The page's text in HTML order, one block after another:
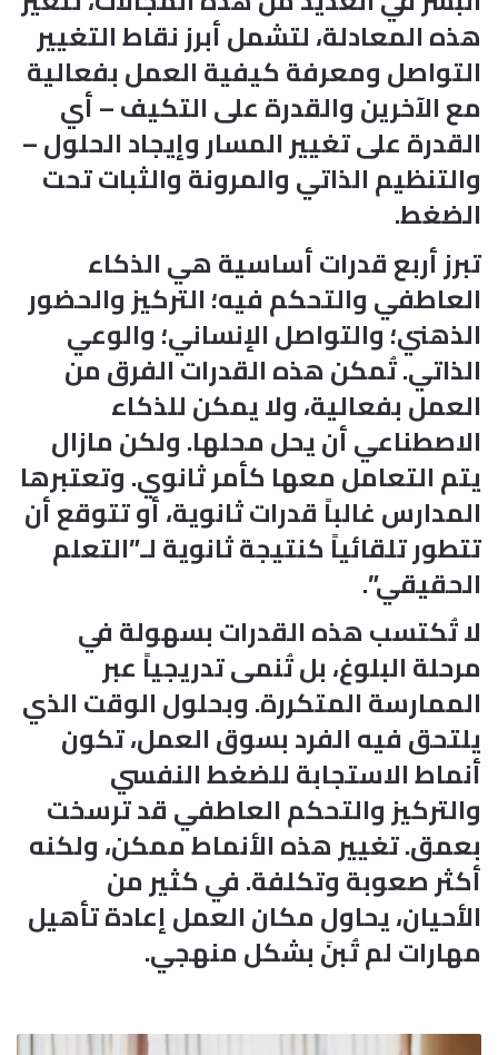
هذه المعادلة، لتشمل أبرز نقاط التغيير
التواصل ومعرفة كيفية العمل بفعالية
مع الآخرين والقدرة على التكيف – أي
القدرة على تغيير المسار وإيجاد الحلول –
والتنظيم الذاتي والمرونة والثبات تحت
الضغط.
تبرز أربع قدرات أساسية هي الذكاء
العاطفي والتحكم فيه؛ التركيز والحضور
الذهني؛ والتواصل الإنساني؛ والوعي
الذاتي. تُمكن هذه القدرات الفرق من
العمل بفعالية، ولا يمكن للذكاء
الاصطناعي أن يحل محلها. ولكن مازال
يتم التعامل معها كأمر ثانوي. وتعتبرها
المدارس غالباً قدرات ثانوية، أو تتوقع أن
تتطور تلقائياً كنتيجة ثانوية لـ”التعلم
الحقيقي”.
لا تُكتسب هذه القدرات بسهولة في
مرحلة البلوغ، بل تُنمى تدريجياً عبر
الممارسة المتكررة. وبحلول الوقت الذي
يلتحق فيه الفرد بسوق العمل، تكون
أنماط الاستجابة للضغط النفسي
والتركيز والتحكم العاطفي قد ترسخت
بعمق. تغيير هذه الأنماط ممكن، ولكنه
أكثر صعوبة وتكلفة. في كثير من
الأحيان، يحاول مكان العمل إعادة تأهيل
مهارات لم تُبنَ بشكل منهجي.
ع